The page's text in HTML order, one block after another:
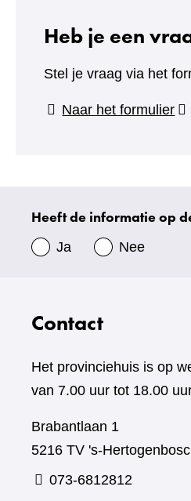
Heb je een
Stel je vraag via het
Naar het formulier
Uw
gegevens
Heeft de informatie op
Ja Nee
Contact
Het provinciehuis is op
van 7.00 uur tot 18.00
Brabantlaan 1
5216 TV 's-
073-6812812